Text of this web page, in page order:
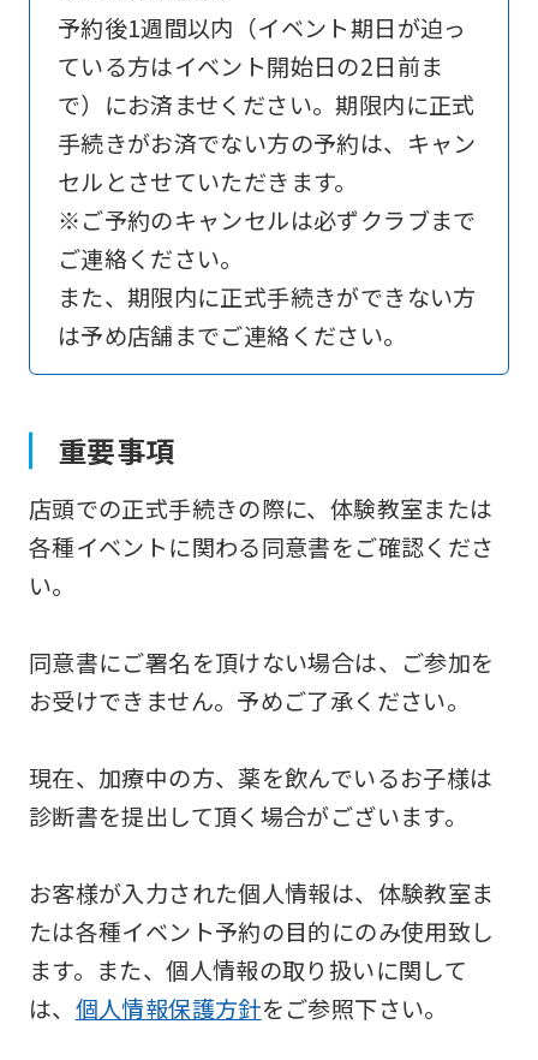
予約後1週間以内（イベント期日が迫っ
ている方はイベント開始日の2日前ま
で）にお済ませください。期限内に正式
手続きがお済でない方の予約は、キャン
セルとさせていただきます。
※ご予約のキャンセルは必ずクラブまで
ご連絡ください。
また、期限内に正式手続きができない方
は予め店舗までご連絡ください。
重要事項
店頭での正式手続きの際に、体験教室または
各種イベントに関わる同意書をご確認くださ
い。
同意書にご署名を頂けない場合は、ご参加を
お受けできません。予めご了承ください。
現在、加療中の方、薬を飲んでいるお子様は
診断書を提出して頂く場合がございます。
お客様が入力された個人情報は、体験教室ま
たは各種イベント予約の目的にのみ使用致し
ます。また、個人情報の取り扱いに関して
は、 個人情報保護方針をご参照下さい。